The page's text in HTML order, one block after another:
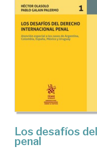
Los desafíos
penal